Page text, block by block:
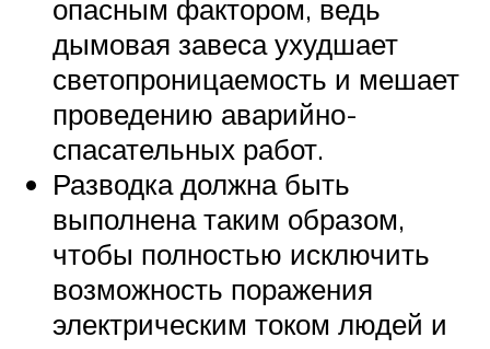
опасным фактором, ведь
дымовая завеса ухудшает
светопроницаемость и мешает
проведению аварийно-
спасательных работ.
Разводка должна быть
выполнена таким образом,
чтобы полностью исключить
возможность поражения
электрическим током людей и